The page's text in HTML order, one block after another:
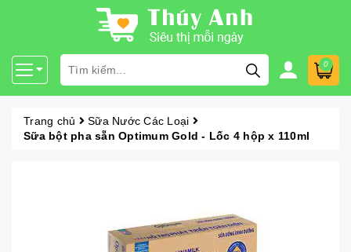
0
Trang chủ
Sữa Nước Các Loại
Sữa bột pha sẵn Optimum Gold - Lốc 4 hộp x 110ml